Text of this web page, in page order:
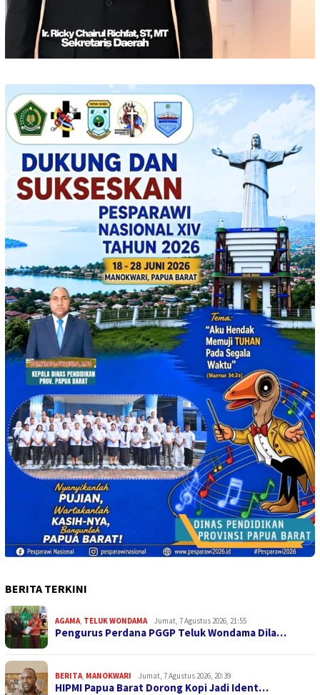
BERITA TERKINI
AGAMA TELUK WONDAMA Jumat, 7 Agustus 2026, 21:55
Pengurus Perdana PGGP Teluk Wondama Dila…
BERITA MANOKWARI Jumat, 7 Agustus 2026, 20:39
HIPMI Papua Barat Dorong Kopi Jadi Ident…